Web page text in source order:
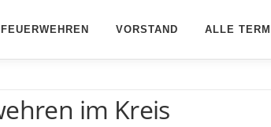
FEUERWEHREN VORSTAND ALLE
im Kreis